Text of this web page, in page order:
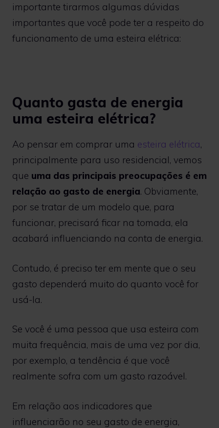
importante tirarmos algumas dúvidas
importantes que você pode ter a respeito do
funcionamento de uma esteira elétrica:
Quanto gasta de energia
uma esteira elétrica?
Ao pensar em comprar uma esteira elétrica,
principalmente para uso residencial, vemos
que uma das principais preocupações é em
relação ao gasto de energia. Obviamente,
por se tratar de um modelo que, para
funcionar, precisará ficar na tomada, ela
acabará influenciando na conta de energia.
Contudo, é preciso ter em mente que o seu
gasto dependerá muito do quanto você for
usá-la.
Se você é uma pessoa que usa esteira com
muita frequência, mais de uma vez por dia,
por exemplo, a tendência é que você
realmente sofra com um gasto razoável.
Em relação aos indicadores que
influenciarão no seu gasto de energia,